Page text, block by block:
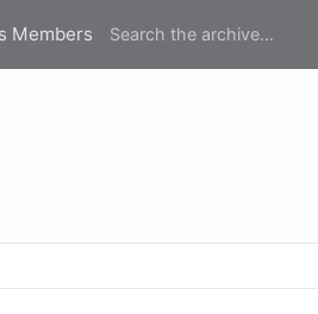
Members